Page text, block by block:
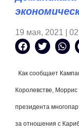
19 мая, 2021 |
Как сообщает
Королевстве,
президента
за отношения с